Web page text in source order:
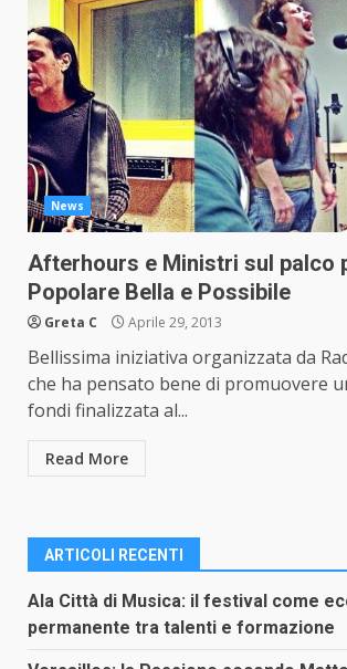
News
Afterhours e Ministri sul palco
Popolare Bella e Possibile
Greta C Aprile 29, 2013
Bellissima iniziativa organizzata da
che ha pensato bene di promuovere
fondi finalizzata al...
Read More
ARTICOLI RECENTI
Ala Città di Musica: il festival come
permanente tra talenti e formazione